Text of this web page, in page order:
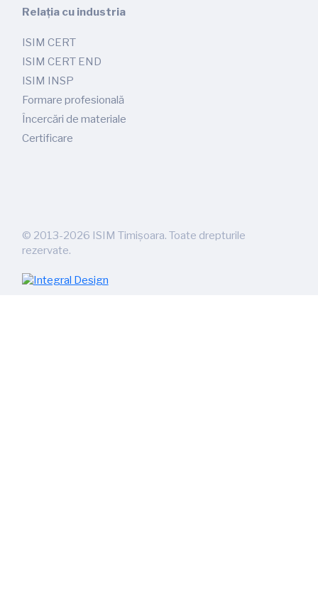
Relația cu industria
ISIM CERT
ISIM CERT END
ISIM INSP
Formare profesională
Încercări de materiale
Certificare
© 2013-2026 ISIM Timișoara. Toate drepturile
rezervate.